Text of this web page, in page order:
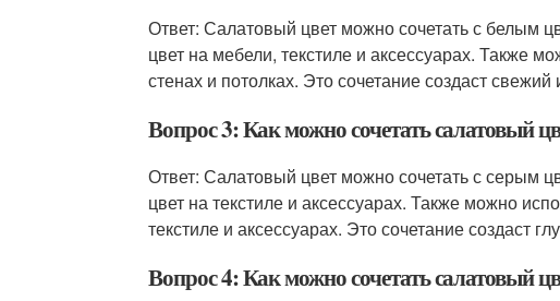
Ответ: Салатовый цвет можно сочетать с белым
цвет на мебели, текстиле и аксессуарах. Также
стенах и потолках. Это сочетание создаст
Вопрос 3: Как можно сочетать салатовый
Ответ: Салатовый цвет можно сочетать с серым
цвет на текстиле и аксессуарах. Также можно
текстиле и аксессуарах. Это сочетание создаст
Вопрос 4: Как можно сочетать салатовый